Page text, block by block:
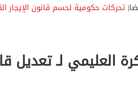
تحركات حكومية لحسم قانون الإيجار
العليمي لـ تعديل